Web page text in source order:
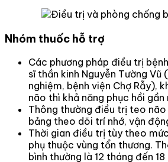
Nhóm thuốc hỗ trợ
Các phương pháp điều trị
sĩ thần kinh Nguyễn Tường Vũ
nghiệm, bệnh viện Chợ Rẫy),
não thì khả năng phục hồi
Thông thường điều trị teo
bảng theo dõi trí nhớ, vận
Thời gian điều trị tùy theo
phụ thuộc vùng tổn thương.
bình thường là 12 tháng đến